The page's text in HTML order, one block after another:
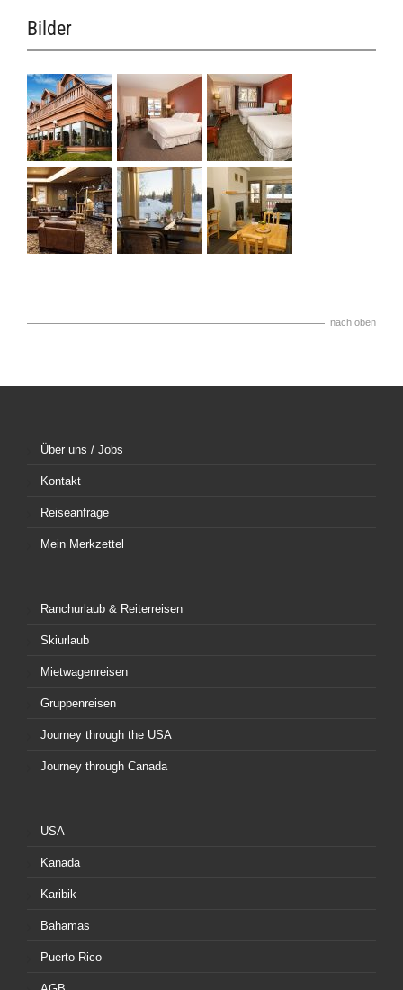
Bilder
nach oben
Über uns / Jobs
Kontakt
Reiseanfrage
Mein Merkzettel
Ranchurlaub & Reiterreisen
Skiurlaub
Mietwagenreisen
Gruppenreisen
Journey through the USA
Journey through Canada
USA
Kanada
Karibik
Bahamas
Puerto Rico